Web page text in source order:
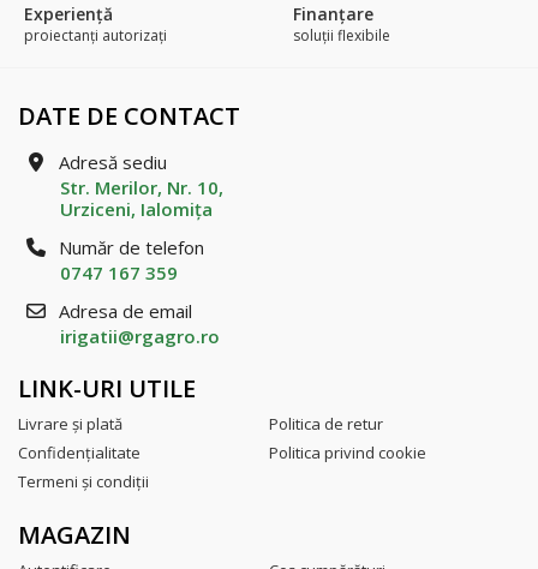
Experienţă
proiectanți autorizați
Finanțare
soluții flexibile
DATE DE CONTACT
Adresă sediu
Str. Merilor, Nr. 10,
Urziceni, Ialomiţa
Număr de telefon
0747 167 359
Adresa de email
irigatii@rgagro.ro
LINK-URI UTILE
Livrare şi plată
Politica de retur
Confidenţialitate
Politica privind cookie
Termeni şi condiţii
MAGAZIN